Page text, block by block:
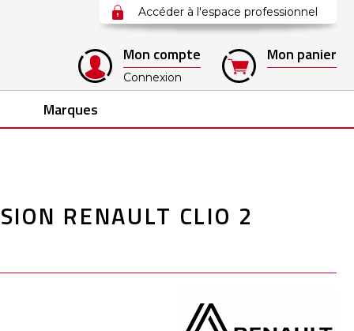
Accéder à l'espace professionnel
Mon compte
Connexion
Mon panier
Marques
RENAULT CLIO 2